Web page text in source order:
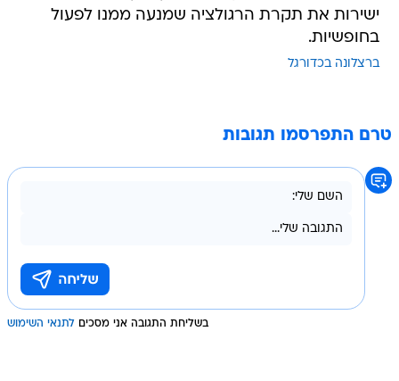
ישירות את תקרת הרגולציה שמנעה ממנו לפעול
בחופשיות.
ברצלונה בכדורגל
טרם התפרסמו תגובות
בשליחת התגובה אני מסכים לתנאי השימוש